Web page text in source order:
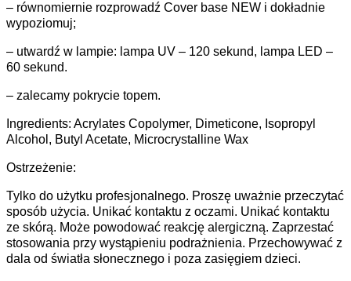
– równomiernie rozprowadź Cover base NEW i dokładnie
wypoziomuj;
– utwardź w lampie: lampa UV – 120 sekund, lampa LED –
60 sekund.
– zalecamy pokrycie topem.
Ingredients: Acrylates Copolymer, Dimeticone, Isopropyl
Alcohol, Butyl Acetate, Microcrystalline Wax
Ostrzeżenie:
Tylko do użytku profesjonalnego. Proszę uważnie przeczytać
sposób użycia. Unikać kontaktu z oczami. Unikać kontaktu
ze skórą. Może powodować reakcję alergiczną. Zaprzestać
stosowania przy wystąpieniu podrażnienia. Przechowywać z
dala od światła słonecznego i poza zasięgiem dzieci.